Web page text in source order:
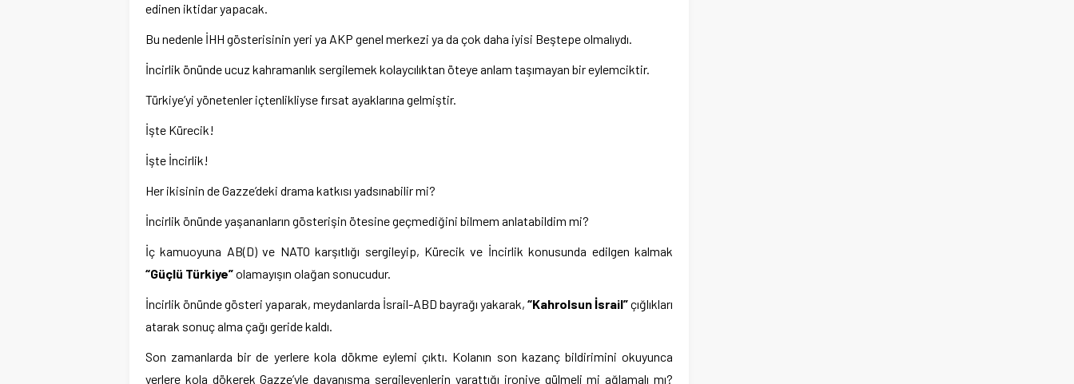
edinen iktidar yapacak.
Bu nedenle İHH gösterisinin yeri ya AKP genel merkezi ya da çok daha iyisi Beştepe olmalıydı.
İncirlik önünde ucuz kahramanlık sergilemek kolaycılıktan öteye anlam taşımayan bir eylemciktir.
Türkiye’yi yönetenler içtenlikliyse fırsat ayaklarına gelmiştir.
İşte Kürecik!
İşte İncirlik!
Her ikisinin de Gazze’deki drama katkısı yadsınabilir mi?
İncirlik önünde yaşananların gösterişin ötesine geçmediğini bilmem anlatabildim mi?
İç kamuoyuna AB(D) ve NATO karşıtlığı sergileyip, Kürecik ve İncirlik konusunda edilgen kalmak
“Güçlü Türkiye”olamayışın olağan sonucudur.
İncirlik önünde gösteri yaparak, meydanlarda İsrail-ABD bayrağı yakarak, “Kahrolsun İsrail”çığlıkları
atarak sonuç alma çağı geride kaldı.
Son zamanlarda bir de yerlere kola dökme eylemi çıktı. Kolanın son kazanç bildirimini okuyunca
yerlere kola dökerek Gazze’yle dayanışma sergileyenlerin yarattığı ironiye gülmeli mi ağlamalı mı?